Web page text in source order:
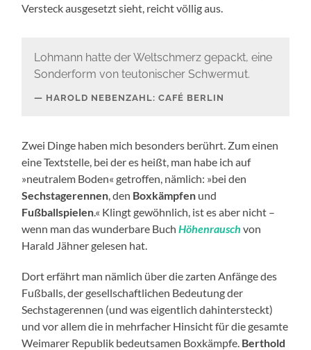
Versteck ausgesetzt sieht, reicht völlig aus.
Lohmann hatte der Weltschmerz gepackt, eine
Sonderform von teutonischer Schwermut.
HAROLD NEBENZAHL: CAFÉ BERLIN
Zwei Dinge haben mich besonders berührt. Zum einen
eine Textstelle, bei der es heißt, man habe ich auf
»neutralem Boden« getroffen, nämlich: »bei den
Sechstagerennen, den Boxkämpfen und
Fußballspielen.« Klingt gewöhnlich, ist es aber nicht –
wenn man das wunderbare BuchHöhenrausch von
Harald Jähner gelesen hat.
Dort erfährt man nämlich über die zarten Anfänge des
Fußballs, der gesellschaftlichen Bedeutung der
Sechstagerennen (und was eigentlich dahintersteckt)
und vor allem die in mehrfacher Hinsicht für die gesamte
Weimarer Republik bedeutsamen Boxkämpfe. Berthold